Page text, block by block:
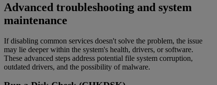
Advanced troubleshooting and system
maintenance
If disabling common services doesn't solve the problem, the issue
may lie deeper within the system's health, drivers, or software.
These advanced steps address potential file system corruption,
outdated drivers, and the possibility of malware.